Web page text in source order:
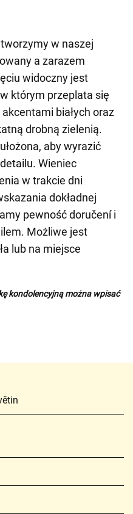
w naszej
a zarazem
widoczny jest
którym przeplata się
białych oraz
drobną zielenią.
aby wyrazić
Wieniec
w trakcie dni
dokładnej
pewność doručení i
Możliwe jest
lub na miejsce
kondolencyjną można wpisać